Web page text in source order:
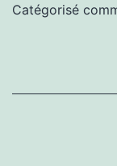
Catégorisé